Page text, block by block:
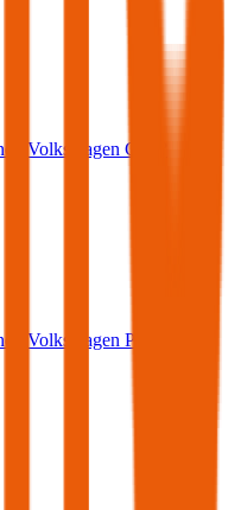
Volkswagen Golf?
Volkswagen Polo?